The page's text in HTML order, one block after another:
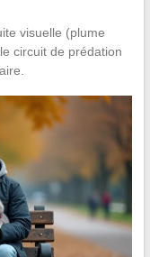
visuelle (plume
circuit de prédation